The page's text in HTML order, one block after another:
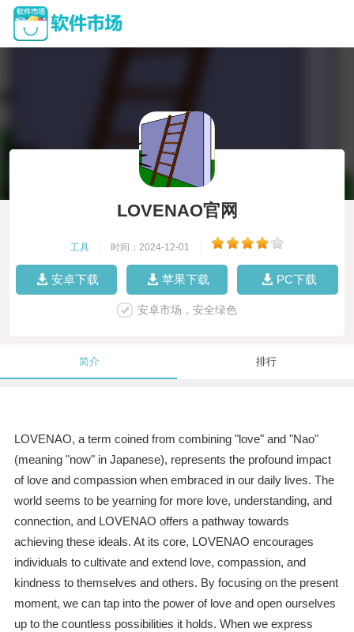
LOVENAO官网
工具 时间：2024-12-01
安卓下载 苹果下载 PC下载
安卓市场，安全绿色
简介 排行
LOVENAO, a term coined from combining "love" and "Nao"
(meaning "now" in Japanese), represents the profound impact
of love and compassion when embraced in our daily lives. The
world seems to be yearning for more love, understanding, and
connection, and LOVENAO offers a pathway towards
achieving these ideals. At its core, LOVENAO encourages
individuals to cultivate and extend love, compassion, and
kindness to themselves and others. By focusing on the present
moment, we can tap into the power of love and open ourselves
up to the countless possibilities it holds. When we express